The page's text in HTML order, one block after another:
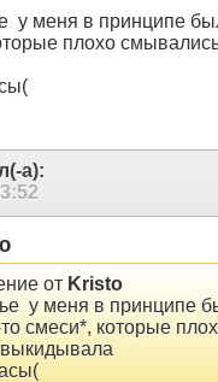
у меня в принципе
плохо
а):
от Kristo
у меня в принципе
смеси*, которые